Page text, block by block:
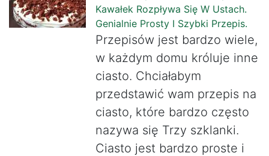
Kawałek Rozpływa Się W Ustach.
Genialnie Prosty I Szybki Przepis.
Przepisów jest bardzo wiele,
w każdym domu króluje inne
ciasto. Chciałabym
przedstawić wam przepis na
ciasto, które bardzo często
nazywa się Trzy szklanki.
Ciasto jest bardzo proste i